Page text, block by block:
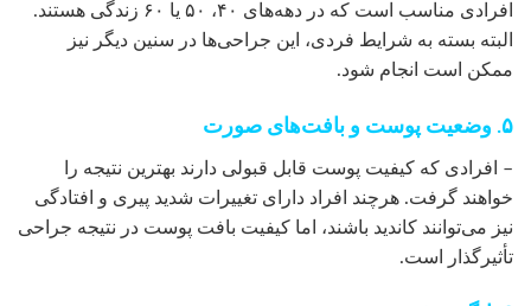
افرادی مناسب است که در دهه‌های ۴۰، ۵۰ یا ۶۰ زندگی هستند.
البته بسته به شرایط فردی، این جراحی‌ها در سنین دیگر نیز
ممکن است انجام شود.
۵. وضعیت پوست و بافت‌های صورت
– افرادی که کیفیت پوست قابل قبولی دارند بهترین نتیجه را
خواهند گرفت. هرچند افراد دارای تغییرات شدید پیری و افتادگی
نیز می‌توانند کاندید باشند، اما کیفیت بافت پوست در نتیجه جراحی
تأثیرگذار است.